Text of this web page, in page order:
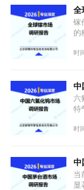
重
创
统
全
镓
的
与
领
需
时
中
六
特
沉
密
时
中
当
显